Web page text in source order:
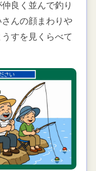
良く並んで釣り
んの顔まわりや
すを見くらべて